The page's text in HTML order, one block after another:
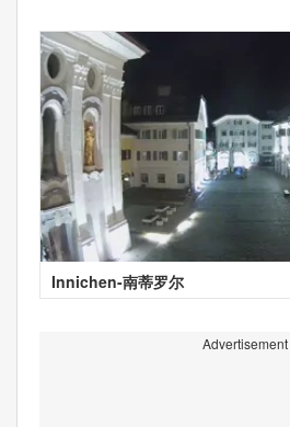
Innichen-南蒂罗尔
Advertisement